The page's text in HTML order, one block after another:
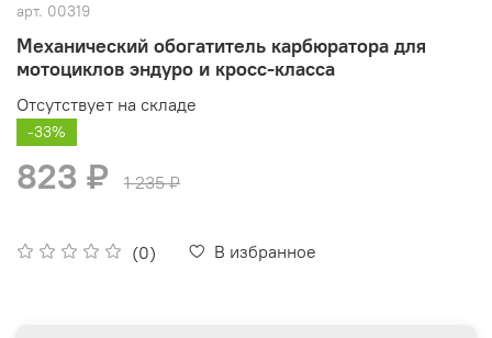
арт. 00319
Механический обогатитель карбюратора для
мотоциклов эндуро и кросс-класса
(0) В избранное
Отсутствует на складе
-33%
823 ₽ 1 235 ₽